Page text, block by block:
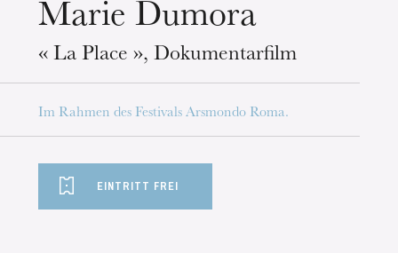
Mittwoch 19 Aug. 2026
Marie Dumora
« La Place », Dokumentarfilm
Im Rahmen des Festivals Arsmondo Roma.
EINTRITT FREI